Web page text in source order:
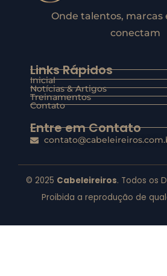
Onde talentos, marcas
conectam
Links Rápidos
Inicial
Notícias & Artigos
Treinamentos
Contato
Entre em Contato
© 2025 Cabeleireiros. Todos os
Proibida a reprodução de